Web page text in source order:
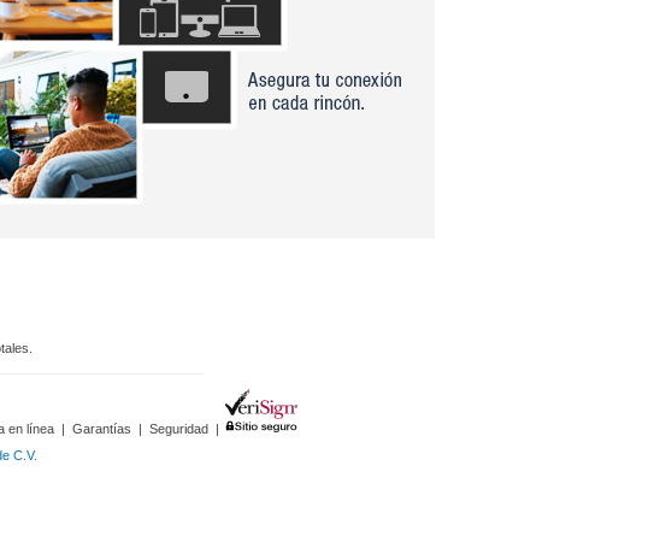
en línea | Garantías | Seguridad |
C.V.